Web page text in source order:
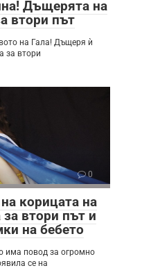
Дъщерята на
втори път
на Гала! Дъщеря ѝ
за втори
0
корицата на
втори път и
на бебето
има повод за огромно
се на